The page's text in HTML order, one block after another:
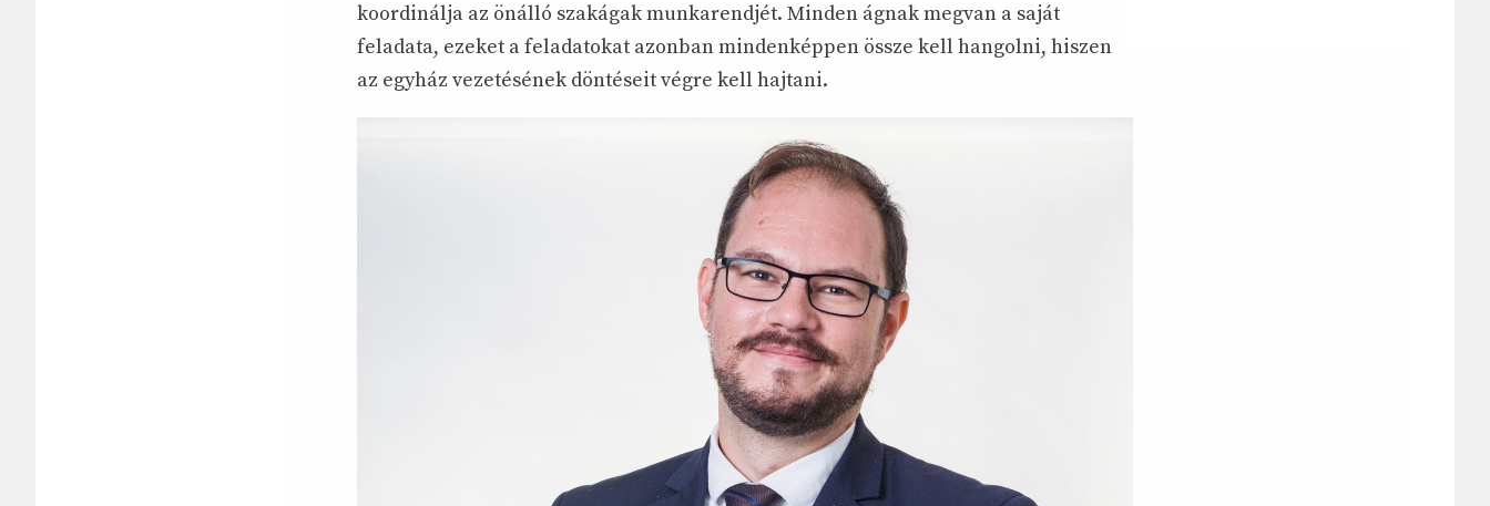
koordinálja az önálló szakágak munkarendjét. Minden ágnak megvan a saját
feladata, ezeket a feladatokat azonban mindenképpen össze kell hangolni, hiszen
az egyház vezetésének döntéseit végre kell hajtani.